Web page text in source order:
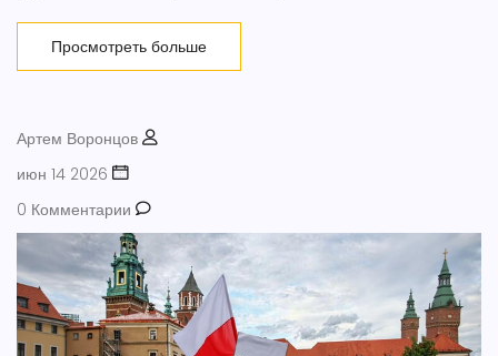
Просмотреть больше
Артем Воронцов
июн 14 2026
0 Комментарии